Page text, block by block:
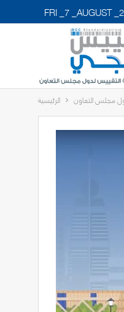
FRI _7 _AUGUST
الرئيسية